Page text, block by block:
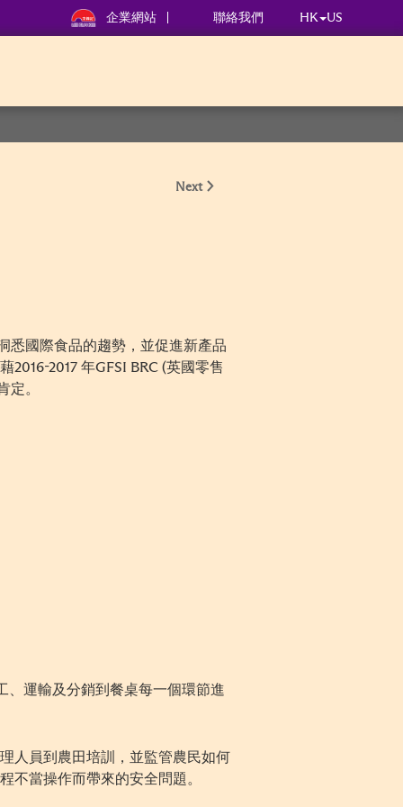
企業網站 聯絡我們 HK US
Next
悉國際食品的趨勢，並促進新產品
2017 年GFSI BRC (英國零售
定。
、運輸及分銷到餐桌每一個環節進
人員到農田培訓，並監管農民如何
不當操作而帶來的安全問題。